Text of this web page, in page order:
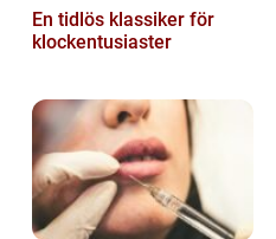
En tidlös klassiker för
klockentusiaster